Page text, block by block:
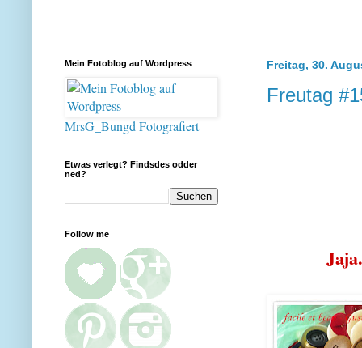
Freitag, 30.
Freutag
Mein Fotoblog auf Wordpress
MrsG_Bungd Fotografiert
Etwas verlegt? Findsdes odder
ned?
Follow me